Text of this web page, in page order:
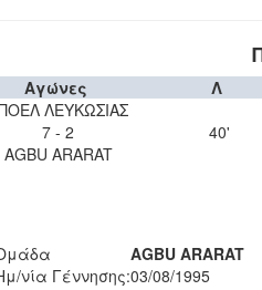
Αγώνες Λ
ΛΕΥΚΩΣΙΑΣ
7 - 2
AGBU ARARAT
40'
AGBU ARARAT
νία Γέννησης:03/08/1995